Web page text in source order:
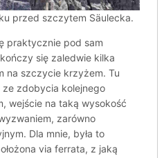
przed szczytem Säulecka.
praktycznie pod sam
się zaledwie kilka
na szczycie krzyżem. Tu
zdobycia kolejnego
wejście na taką wysokość
zarówno
Dla mnie, była to
via ferrata, z jaką